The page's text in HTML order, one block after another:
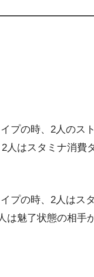
プの時、2人のス
人はスタミナ消費
プの時、2人はス
は魅了状態の相手